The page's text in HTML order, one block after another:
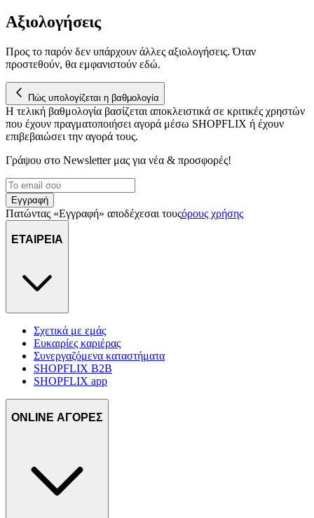
Αξιολογήσεις
Προς το παρόν δεν υπάρχουν άλλες αξιολογήσεις. Όταν
προστεθούν, θα εμφανιστούν εδώ.
Πώς υπολογίζεται η βαθμολογία
Η τελική βαθμολογία βασίζεται αποκλειστικά σε κριτικές χρηστών
που έχουν πραγματοποιήσει αγορά μέσω SHOPFLIX ή έχουν
επιβεβαιώσει την αγορά τους.
Γράψου στο Νewsletter μας για νέα & προσφορές!
Εγγραφή
Πατώντας «Εγγραφή» αποδέχεσαι τουςόρους χρήσης
ΕΤΑΙΡΕΙΑ
Σχετικά με εμάς
Ευκαιρίες καριέρας
Συνεργαζόμενα καταστήματα
SHOPFLIX B2B
SHOPFLIX app
ONLINE ΑΓΟΡΕΣ